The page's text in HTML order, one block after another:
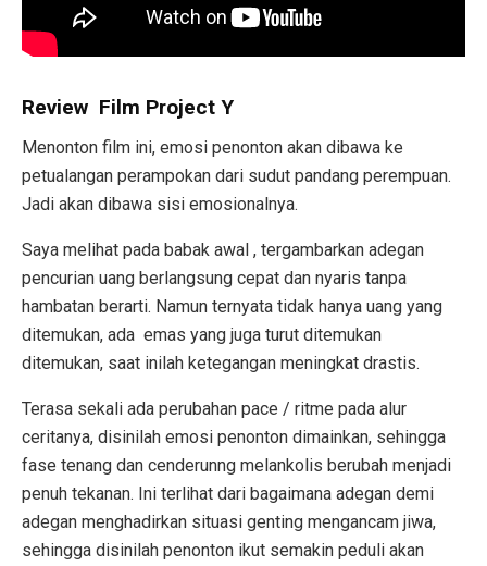
Review Film Project Y
Menonton film ini, emosi penonton akan dibawa ke
petualangan perampokan dari sudut pandang perempuan.
Jadi akan dibawa sisi emosionalnya.
Saya melihat pada babak awal , tergambarkan adegan
pencurian uang berlangsung cepat dan nyaris tanpa
hambatan berarti. Namun ternyata tidak hanya uang yang
ditemukan, ada emas yang juga turut ditemukan
ditemukan, saat inilah ketegangan meningkat drastis.
Terasa sekali ada perubahan pace / ritme pada alur
ceritanya, disinilah emosi penonton dimainkan, sehingga
fase tenang dan cenderunng melankolis berubah menjadi
penuh tekanan. Ini terlihat dari bagaimana adegan demi
adegan menghadirkan situasi genting mengancam jiwa,
sehingga disinilah penonton ikut semakin peduli akan